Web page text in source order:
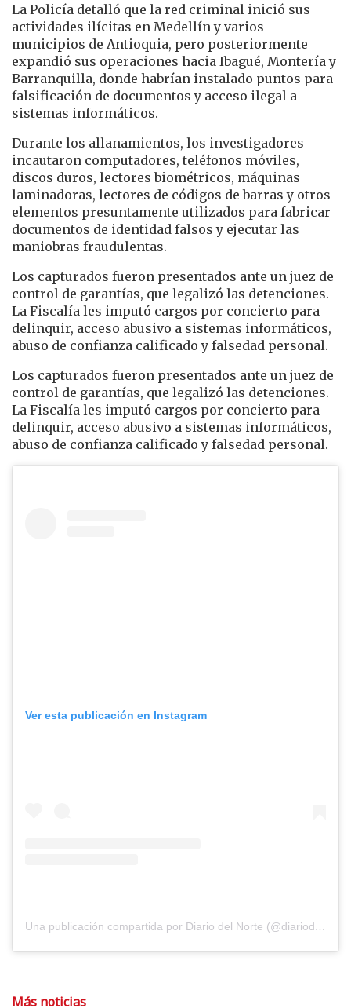
La Policía detalló que la red criminal inició sus
actividades ilícitas en Medellín y varios
municipios de Antioquia, pero posteriormente
expandió sus operaciones hacia Ibagué, Montería y
Barranquilla, donde habrían instalado puntos para
falsificación de documentos y acceso ilegal a
sistemas informáticos.
Durante los allanamientos, los investigadores
incautaron computadores, teléfonos móviles,
discos duros, lectores biométricos, máquinas
laminadoras, lectores de códigos de barras y otros
elementos presuntamente utilizados para fabricar
documentos de identidad falsos y ejecutar las
maniobras fraudulentas.
Los capturados fueron presentados ante un juez de
control de garantías, que legalizó las detenciones.
La Fiscalía les imputó cargos por concierto para
delinquir, acceso abusivo a sistemas informáticos,
abuso de confianza calificado y falsedad personal.
Los capturados fueron presentados ante un juez de
control de garantías, que legalizó las detenciones.
La Fiscalía les imputó cargos por concierto para
delinquir, acceso abusivo a sistemas informáticos,
abuso de confianza calificado y falsedad personal.
Ver esta publicación en Instagram
Una publicación compartida por Diario del Norte (@diariodelnorte)
Más noticias